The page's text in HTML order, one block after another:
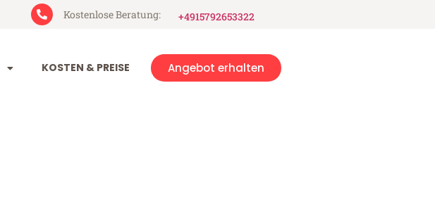
Kostenlose Beratung: +4915792653322
KOSTEN & PREISE Angebot erhalten